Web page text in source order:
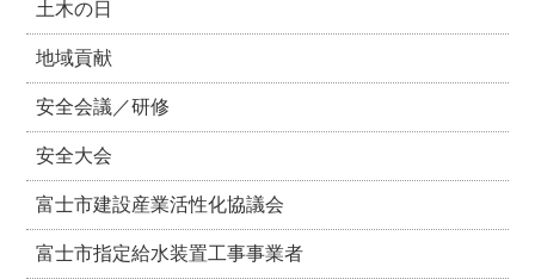
土木の日
地域貢献
安全会議／研修
安全大会
富士市建設産業活性化協議会
富士市指定給水装置工事事業者